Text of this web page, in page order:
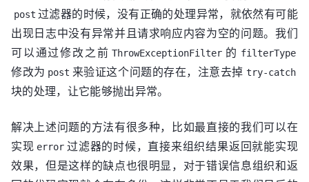
post 过滤器的时候，没有正确的处理异常，就依然有可能
出现日志中没有异常并且请求响应内容为空的问题。我们
可以通过修改之前 ThrowExceptionFilter 的 filterType
修改为 post 来验证这个问题的存在，注意去掉 try-catch
块的处理，让它能够抛出异常。
解决上述问题的方法有很多种，比如最直接的我们可以在
实现 error 过滤器的时候，直接来组织结果返回就能实现
效果，但是这样的缺点也很明显，对于错误信息组织和返